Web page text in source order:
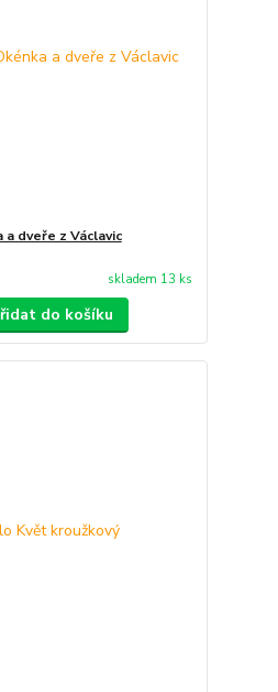
dveře z Václavic
skladem 13 ks
do košíku